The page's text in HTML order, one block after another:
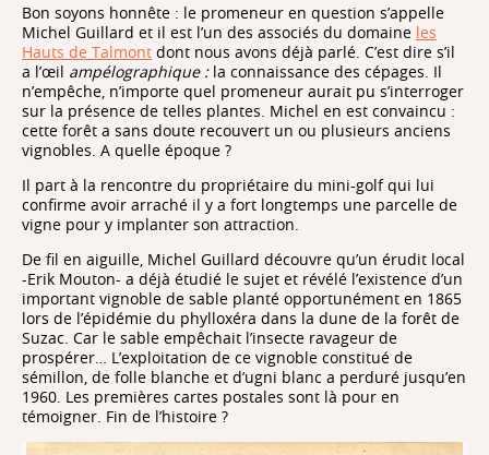
Bon soyons honnête : le promeneur en question s’appelle
Michel Guillard et il est l’un des associés du domaine les
Hauts de Talmont dont nous avons déjà parlé. C’est dire s’il
a l’œil ampélographique :la connaissance des cépages. Il
n’empêche, n’importe quel promeneur aurait pu s’interroger
sur la présence de telles plantes. Michel en est convaincu :
cette forêt a sans doute recouvert un ou plusieurs anciens
vignobles. A quelle époque ?
Il part à la rencontre du propriétaire du mini-golf qui lui
confirme avoir arraché il y a fort longtemps une parcelle de
vigne pour y implanter son attraction.
De fil en aiguille, Michel Guillard découvre qu’un érudit local
-Erik Mouton- a déjà étudié le sujet et révélé l’existence d’un
important vignoble de sable planté opportunément en 1865
lors de l’épidémie du phylloxéra dans la dune de la forêt de
Suzac. Car le sable empêchait l’insecte ravageur de
prospérer… L’exploitation de ce vignoble constitué de
sémillon, de folle blanche et d’ugni blanc a perduré jusqu’en
1960. Les premières cartes postales sont là pour en
témoigner. Fin de l’histoire ?